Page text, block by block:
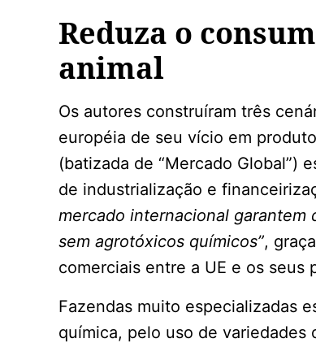
Reduza o
animal
Os autores construíram três
européia de seu vício em
(batizada de “Mercado Global”)
de industrialização e
mercado internacional garantem
sem agrotóxicos químicos”,
comerciais entre a UE e os seus
Fazendas muito especializadas
química, pelo uso de variedades